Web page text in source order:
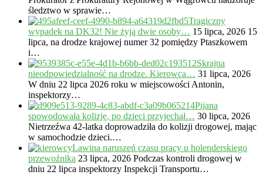
śledztwo w sprawie…
Tragiczny
wypadek na DK32! Nie żyją dwie osoby… 15 lipca, 2026 15
lipca, na drodze krajowej numer 32 pomiędzy Ptaszkowem
i…
Skrajna
nieodpowiedzialność na drodze. Kierowca… 31 lipca, 2026
W dniu 22 lipca 2026 roku w miejscowości Antonin,
inspektorzy…
Pijana
spowodowała kolizję, po dzieci przyjechał… 30 lipca, 2026
Nietrzeźwa 42-latka doprowadziła do kolizji drogowej, mając
w samochodzie dzieci.…
Lawina naruszeń czasu pracy u holenderskiego
przewoźnika 23 lipca, 2026 Podczas kontroli drogowej w
dniu 22 lipca inspektorzy Inspekcji Transportu…